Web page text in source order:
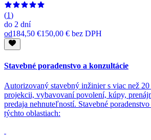
(1)
do 2 dní
od184,50 €150,00 € bez DPH
Stavebné poradenstvo a konzultácie
Autorizovaný stavebný inžinier s viac než
projekcii, vybavovaní povolení, kúpy,
predaja nehnuteľností. Stavebné
týchto oblastiach: